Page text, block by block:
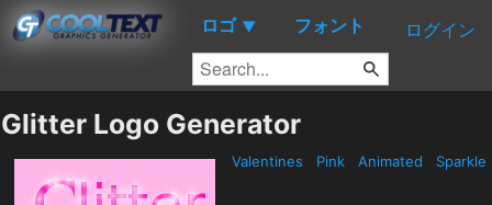
ロゴ ▼ フォント ログイン
Glitter Logo Generator
Valentines Pink Animated Sparkle